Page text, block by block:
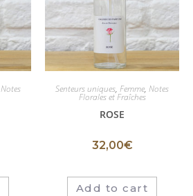
Notes Senteurs uniques, Femme, Notes
Florales et Fraîches
ROSE
32,00€
Add to cart